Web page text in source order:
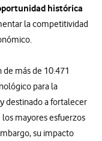
histórica
la competitividad
de más de 10.471
para la
destinado a fortalecer
los mayores esfuerzos
su impacto